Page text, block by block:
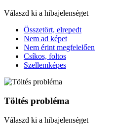
Válaszd ki a hibajelenséget
Összetört, elrepedt
Nem ad képet
Nem érint megfelelően
Csíkos, foltos
Szellemképes
Töltés probléma
Válaszd ki a hibajelenséget